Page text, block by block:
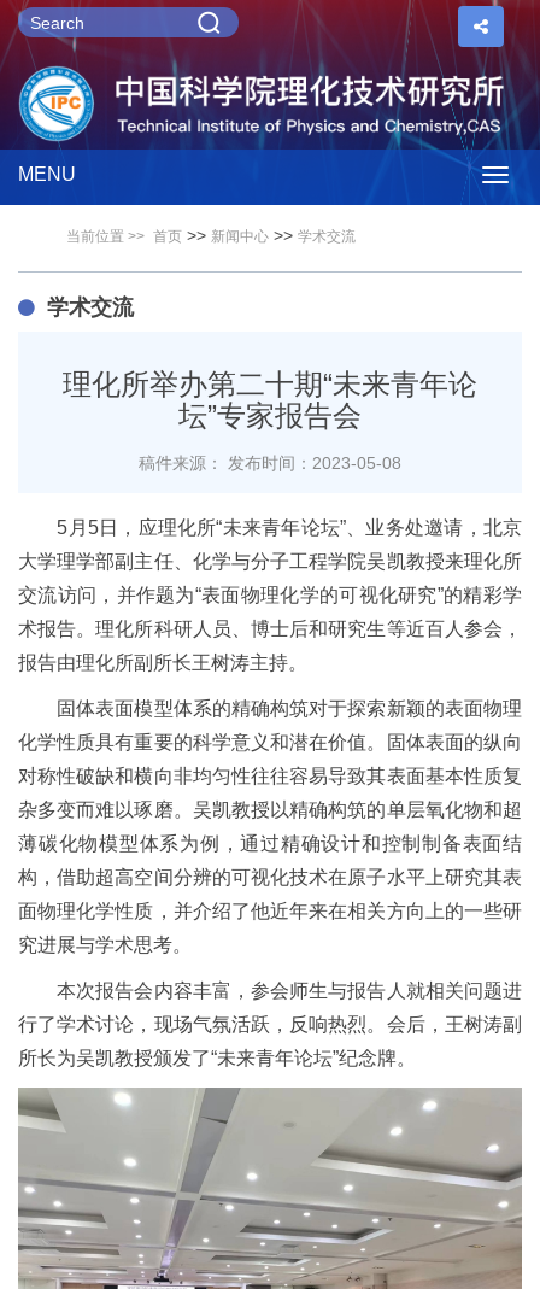
MENU
当前位置 >> 首页 >> 新闻中心 >> 学术交流
学术交流
理化所举办第二十期“未来青年论
坛”专家报告会
稿件来源： 发布时间：2023-05-08
5月5日，应理化所“未来青年论坛”、业务处邀请，北京
大学理学部副主任、化学与分子工程学院吴凯教授来理化所
交流访问，并作题为“表面物理化学的可视化研究”的精彩学
术报告。理化所科研人员、博士后和研究生等近百人参会，
报告由理化所副所长王树涛主持。
固体表面模型体系的精确构筑对于探索新颖的表面物理
化学性质具有重要的科学意义和潜在价值。固体表面的纵向
对称性破缺和横向非均匀性往往容易导致其表面基本性质复
杂多变而难以琢磨。吴凯教授以精确构筑的单层氧化物和超
薄碳化物模型体系为例，通过精确设计和控制制备表面结
构，借助超高空间分辨的可视化技术在原子水平上研究其表
面物理化学性质，并介绍了他近年来在相关方向上的一些研
究进展与学术思考。
本次报告会内容丰富，参会师生与报告人就相关问题进
行了学术讨论，现场气氛活跃，反响热烈。会后，王树涛副
所长为吴凯教授颁发了“未来青年论坛”纪念牌。